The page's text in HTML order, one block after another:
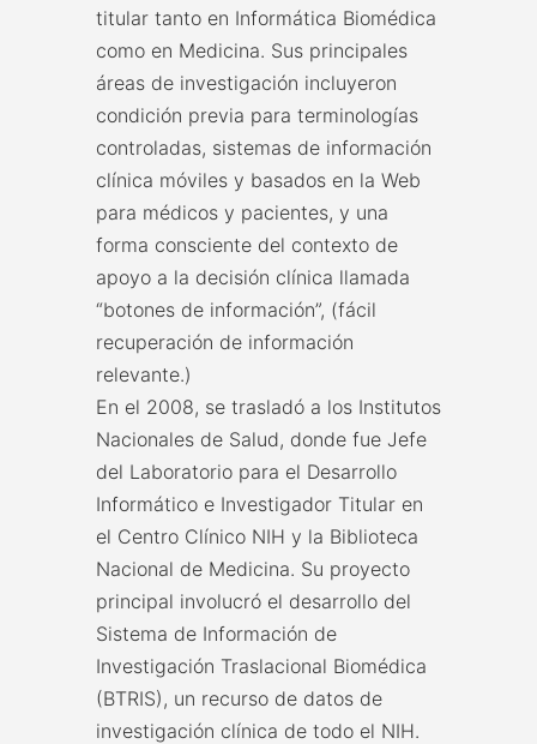
titular tanto en Informática Biomédica
como en Medicina. Sus principales
áreas de investigación incluyeron
condición previa para terminologías
controladas, sistemas de información
clínica móviles y basados en la Web
para médicos y pacientes, y una
forma consciente del contexto de
apoyo a la decisión clínica llamada
“botones de información”, (fácil
recuperación de información
relevante.)
En el 2008, se trasladó a los Institutos
Nacionales de Salud, donde fue Jefe
del Laboratorio para el Desarrollo
Informático e Investigador Titular en
el Centro Clínico NIH y la Biblioteca
Nacional de Medicina. Su proyecto
principal involucró el desarrollo del
Sistema de Información de
Investigación Traslacional Biomédica
(BTRIS), un recurso de datos de
investigación clínica de todo el NIH.